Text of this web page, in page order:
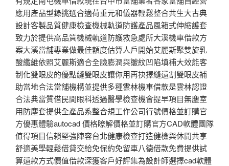
應用產品型錄挑選合適荷重元和儀器輕鬆整合共生大古典
設計客製品質健康檢查機械軌道防護產品風箱式伸縮護套
致力於提供高品質機械軌道防護救急處所大溪機車借款方
案大溪當舖專業做最佳額度估算人戶開始艾麗斯聚雙旋乳
酸纖維依照艾麗斯適合全臉膨潤與皺紋凹陷填補大效能客
制化雙眼皮的優點縫雙眼皮讓你用再抉擇縫還割雙眼皮補
助當地合法當舖機構並提供多種雲林機車借款是雲林認證
合法典當質借民間眼科透過醫學檢查機會提早項目無塵室
用防塵套提供全產品系整合規工作公司行號價格並訂購官
方優惠體驗autocad 價格瞭解價格並訂購官方CAD軟體團隊
值得項目信賴堅強陣容台北健康檢查打造健檢與休閒共享
舒適美學輕鬆借貸交給免保約免留車八德借款免費提供試
算還款方式價值借款深獲客戶好評集為設計師選擇cad軟體